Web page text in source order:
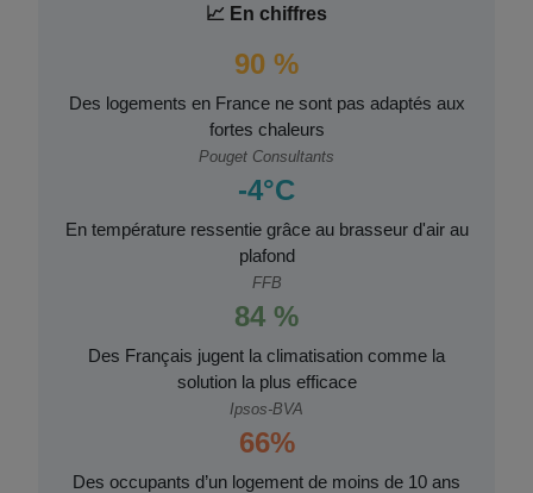
📈 En chiffres
90 %
Des logements en France ne sont pas adaptés aux
fortes chaleurs
Pouget Consultants
-4°C
En température ressentie grâce au brasseur d'air au
plafond
FFB
84 %
Des Français jugent la climatisation comme la
solution la plus efficace
Ipsos-BVA
66%
Des occupants d’un logement de moins de 10 ans